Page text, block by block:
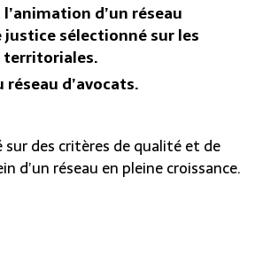
d’un réseau
justice sélectionné sur les
territoriales.
d’avocats.
sur des critères de qualité et de
d’un réseau en pleine croissance.